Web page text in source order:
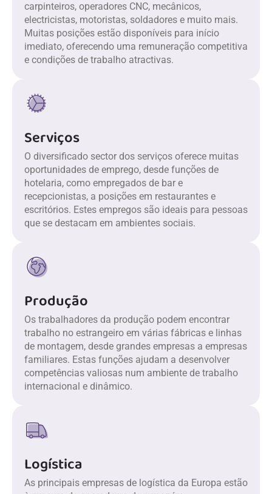
carpinteiros, operadores CNC, mecânicos,
electricistas, motoristas, soldadores e muito mais.
Muitas posições estão disponíveis para início
imediato, oferecendo uma remuneração competitiva
e condições de trabalho atractivas.
Serviços
O diversificado sector dos serviços oferece muitas
oportunidades de emprego, desde funções de
hotelaria, como empregados de bar e
recepcionistas, a posições em restaurantes e
escritórios. Estes empregos são ideais para pessoas
que se destacam em ambientes sociais.
Produção
Os trabalhadores da produção podem encontrar
trabalho no estrangeiro em várias fábricas e linhas
de montagem, desde grandes empresas a empresas
familiares. Estas funções ajudam a desenvolver
competências valiosas num ambiente de trabalho
internacional e dinâmico.
Logística
As principais empresas de logística da Europa estão